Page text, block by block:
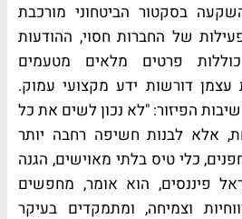
בסקטור הביטחוני מורכבת
של החברות חסוי, ההודעות
פרטים מלאים מטעמים
עצמן דורשות ידע מקצועי עמוק.
הפיזור: "לא נכון לשים את כל
אלא לבנות חשיפה רחבה יותר
כלי טיס בלתי מאוישים, הגנה
פיננסים, הוא אומר, מחפשים
וצמיחה, ומתמקדים בעיקר